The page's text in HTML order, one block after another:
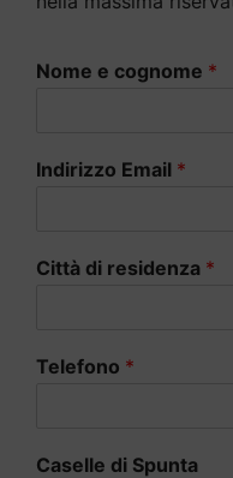
Nome e cognome *
Indirizzo Email *
Città di residenza *
Telefono *
Caselle di Spunta